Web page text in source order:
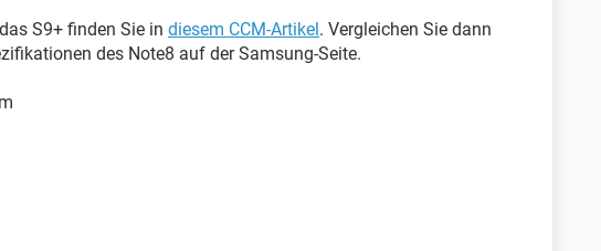
S9+ finden Sie in diesem CCM-Artikel. Vergleichen Sie dann
des Note8 auf der Samsung-Seite.